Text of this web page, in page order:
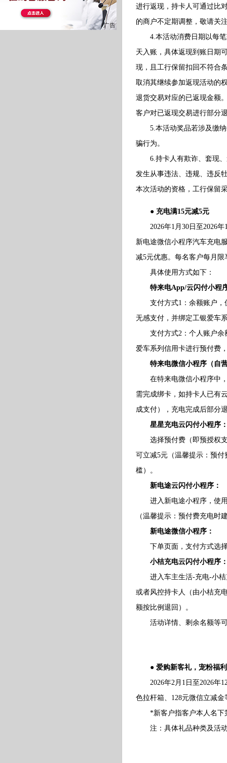
进行返现，持卡人可通过比
的商户不定期调整，敬请关
4.本活动消费日期以每笔
天入账，具体返现到账日期
现，且工行保留扣回不符合
取消其继续参加返现活动的
退货交易对应的已返现金额
客户对已返现交易进行部分
5.本活动奖品若涉及缴纳
骗行为。
6.持卡人有欺诈、套现、
发生从事违法、违规、违反
本次活动的资格，工行保留
● 充电满15元减5元
2026年1月30日至2026年
新电途微信小程序汽车充电
减5元优惠。每名客户每月
具体使用方式如下：
特来电App/云闪付小程
支付方式1：余额账户，
无感支付，并绑定工银爱车
支付方式2：个人账户余额
爱车系列信用卡进行预付费
特来电微信小程序（自
在特来电微信小程序中，
需完成绑卡，如持卡人已有
成支付），充电完成后部分
星星充电云闪付小程序
选择预付费（即预授权支
可立减5元（温馨提示：预
槛）。
新电途云闪付小程序：
进入新电途小程序，使用
（温馨提示：预付费充电时
新电途微信小程序：
下单页面，支付方式选择
小桔充电云闪付小程序
进入车主生活-充电-小桔
或者风控持卡人（由小桔充
额按比例退回）。
活动详情、剩余名额等可
● 爱购新客礼，宠粉福
2026年2月1日至2026年12
色拉杆箱、128元微信立减
*新客户指客户本人名下第
注：具体礼品种类及活动